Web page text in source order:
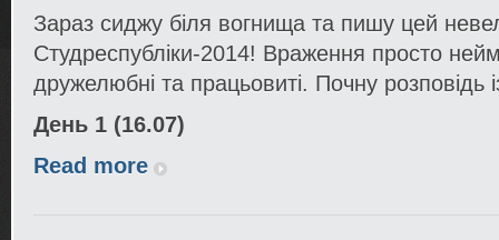
Зараз сиджу біля вогнища та пишу цей
Студреспубліки-2014! Враження просто
дружелюбні та працьовиті. Почну розповідь
День 1 (16.07)
Read more